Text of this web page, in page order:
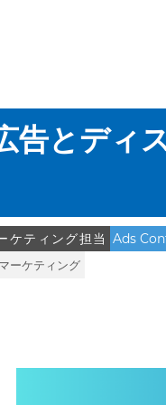
告とディ
ケティング担当 Ads
マーケティング